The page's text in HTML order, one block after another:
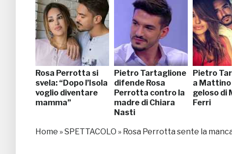
Rosa Perrotta si
svela: “Dopo l’Isola
voglio diventare
mamma”
Pietro Tartaglione
difende Rosa
Perrotta contro la
madre di Chiara
Nasti
Pietro
a Mattino
geloso di
Ferri
Home »SPETTACOLO » Rosa Perrotta sente la